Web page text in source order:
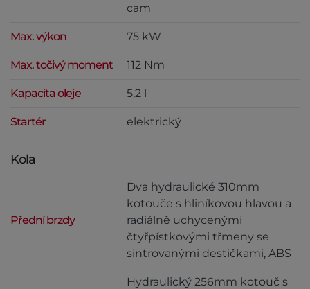
cam
Max. výkon 75 kW
Max. točivý moment 112 Nm
Kapacita oleje 5,2 l
Startér elektrický
Kola
Přední brzdy
Dva hydraulické 310mm
kotouče s hliníkovou hlavou a
radiálně uchycenými
čtyřpístkovými třmeny se
sintrovanými destičkami, ABS
Hydraulický 256mm kotouč s